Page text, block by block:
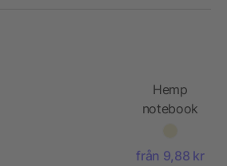
Hemp
notebook
Barbara
från 9,88 kr